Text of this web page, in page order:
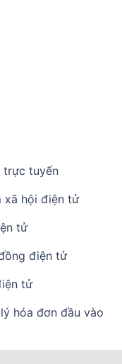
trực tuyến
xã hội điện tử
tử
điện tử
tử
hóa đơn đầu vào